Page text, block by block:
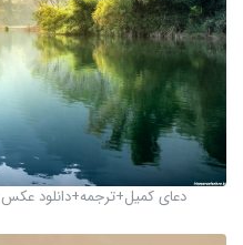
دعای کمیل+ترجمه+دانلود